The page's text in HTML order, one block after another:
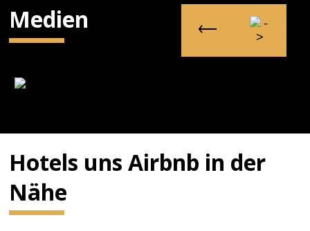
Medien
Hotels uns Airbnb in der
Nähe